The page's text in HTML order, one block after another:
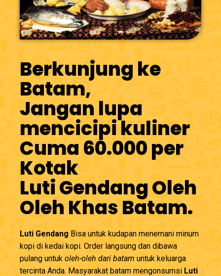
Berkunjung ke
Batam,
Jangan lupa
mencicipi kuliner
Cuma 60.000 per
Kotak
Luti Gendang Oleh
Oleh Khas Batam.
Luti GendangBisa untuk kudapan menemani minum
kopi di kedai kopi. Order langsung dan dibawa
pulang untukoleh-oleh dari batamuntuk keluarga
tercinta Anda. Masyarakat batam mengonsumsi Luti